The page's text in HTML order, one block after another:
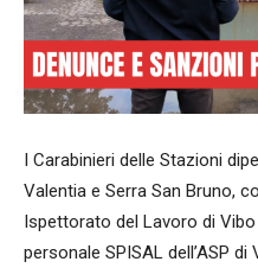
I Carabinieri delle Stazioni
Valentia e Serra San Bruno,
Ispettorato del Lavoro di
personale SPISAL dell’ASP